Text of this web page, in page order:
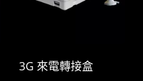
3G 來電轉接盒